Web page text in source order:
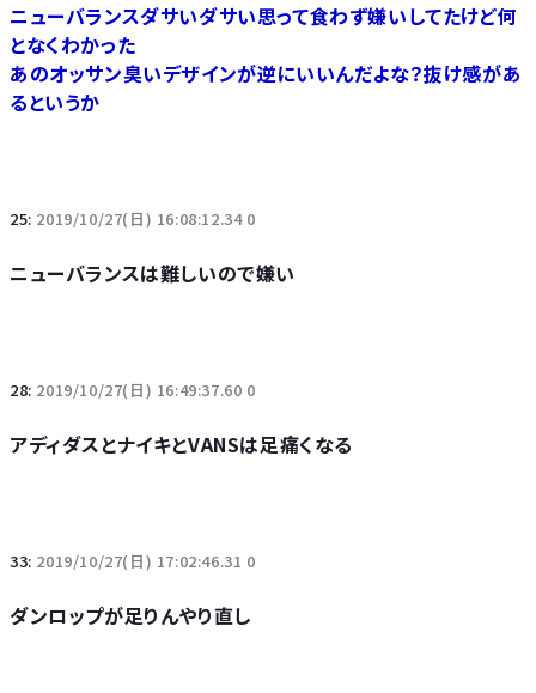
ニューバランスダサいダサい思って食わず嫌いしてたけど何
となくわかった
あのオッサン臭いデザインが逆にいいんだよな？抜け感があ
るというか
25: 2019/10/27(日) 16:08:12.34 0
ニューバランスは難しいので嫌い
28: 2019/10/27(日) 16:49:37.60 0
アディダスとナイキとVANSは足痛くなる
33: 2019/10/27(日) 17:02:46.31 0
ダンロップが足りんやり直し